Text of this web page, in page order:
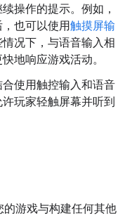
操作的提示。例如，
也可以使用触摸屏输
况下，与语音输入相
地响应游戏活动。
合使用触控输入和语音
玩家轻触屏幕并听到
的游戏与构建任何其他